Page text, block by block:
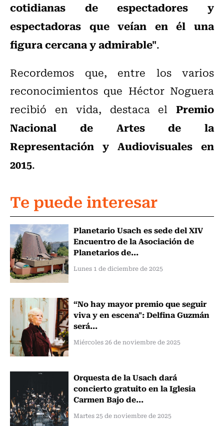
cotidianas de espectadores y
espectadoras que veían en él una
figura cercana y admirable".
Recordemos que, entre los varios
reconocimientos que Héctor Noguera
recibió en vida, destaca el Premio
Nacional de Artes de la
Representación y Audiovisuales en
2015.
Te puede interesar
Planetario Usach es sede del XIV
Encuentro de la Asociación de
Planetarios de...
Lunes 1 de diciembre de 2025
“No hay mayor premio que seguir
viva y en escena": Delfina Guzmán
será...
Miércoles 26 de noviembre de 2025
Orquesta de la Usach dará
concierto gratuito en la Iglesia
Carmen Bajo de...
Martes 25 de noviembre de 2025